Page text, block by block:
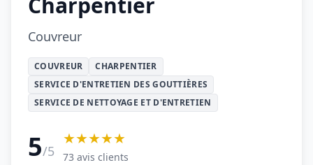
Couvreur
COUVREUR
CHARPENTIER
SERVICE D'ENTRETIEN DES GOUTTIÈRES
SERVICE DE NETTOYAGE ET D'ENTRETIEN
5/5
★★★★★
73 avis clients